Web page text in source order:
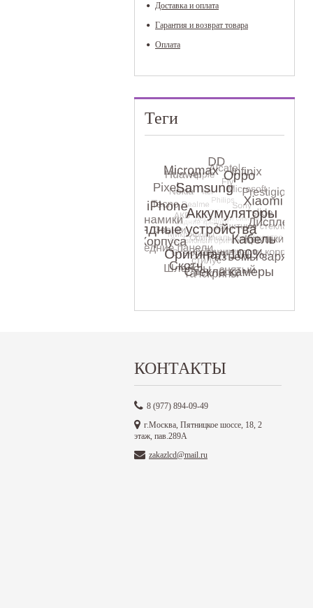
Доставка и оплата
Гарантия и возврат товара
Оплата
Теги
КОНТАКТЫ
8 (977) 894-09-49
г.Москва, Пятницкое шоссе, 18, 2
этаж, пав.289А
zakazlcd@mail.ru